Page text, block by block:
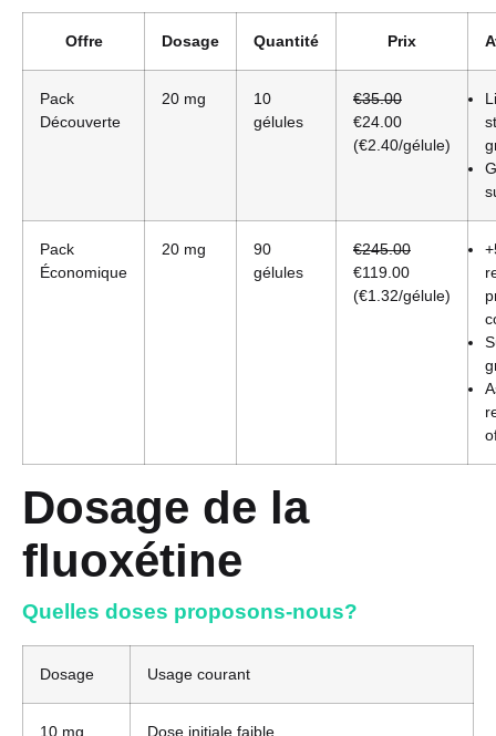
Offre Dosage Quantité Prix
Pack
Découverte
20 mg
10
gélules
€35.00
€24.00
(€2.40/gélule)
Pack
Économique
20 mg
90
gélules
€245.00
€119.00
(€1.32/gélule)
Dosage de la
fluoxétine
Quelles doses proposons-nous?
Dosage Usage courant
10 mg Dose initiale faible